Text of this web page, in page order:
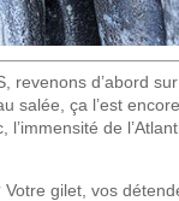
d’abord
ça l’est
de
gilet, vos